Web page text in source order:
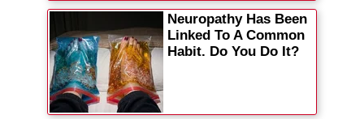
Туризм
Цікавинки
Відео з Youtube